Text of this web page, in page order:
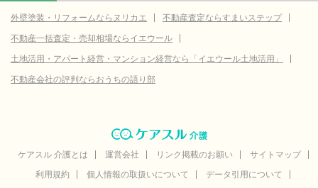
外壁塗装・リフォームならヌリカエ
不動産査定ならすまいステップ
不動産一括査定・売却相場ならイエウール
土地活用・アパート経営・マンション経営なら「イエウール土地活用」
不動産会社の評判ならおうちの語り部
ケアスル 介護とは 運営会社 リンク掲載のお願い
サイトマップ
利用規約
個人情報の取扱いについて
データ引用について